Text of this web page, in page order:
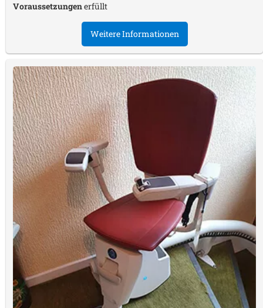
Voraussetzungenerfüllt
Weitere Informationen